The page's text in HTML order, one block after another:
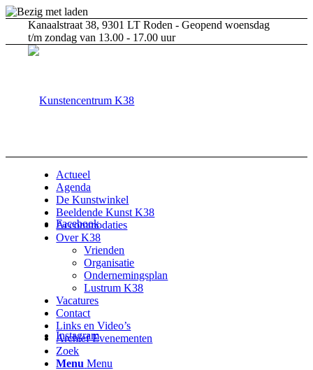
Kanaalstraat 38, 9301 LT Roden - Geopend woensdag
t/m zondag van 13.00 - 17.00 uur
Facebook
Instagram
Actueel
Agenda
De Kunstwinkel
Beeldende Kunst K38
Accommodaties
Over K38
Vrienden
Organisatie
Ondernemingsplan
Lustrum K38
Vacatures
Contact
Links en Video’s
Archief Evenementen
Zoek
Menu Menu